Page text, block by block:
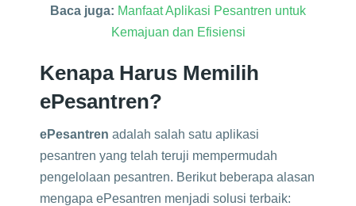
Baca juga: Manfaat Aplikasi Pesantren untuk
Kemajuan dan Efisiensi
Kenapa Harus Memilih
ePesantren?
ePesantren adalah salah satu aplikasi
pesantren yang telah teruji mempermudah
pengelolaan pesantren. Berikut beberapa alasan
mengapa ePesantren menjadi solusi terbaik: